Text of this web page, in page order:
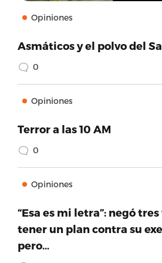
Opiniones
Asmáticos y el polvo del
0
Opiniones
Terror a las 10 AM
0
Opiniones
“Esa es mi letra”: negó
tener un plan contra su
pero…